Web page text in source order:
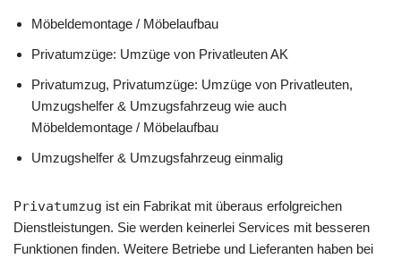
Möbeldemontage / Möbelaufbau
Privatumzüge: Umzüge von Privatleuten AK
Privatumzug, Privatumzüge: Umzüge von Privatleuten,
Umzugshelfer & Umzugsfahrzeug wie auch
Möbeldemontage / Möbelaufbau
Umzugshelfer & Umzugsfahrzeug einmalig
Privatumzug ist ein Fabrikat mit überaus erfolgreichen
Dienstleistungen. Sie werden keinerlei Services mit besseren
Funktionen finden. Weitere Betriebe und Lieferanten haben bei